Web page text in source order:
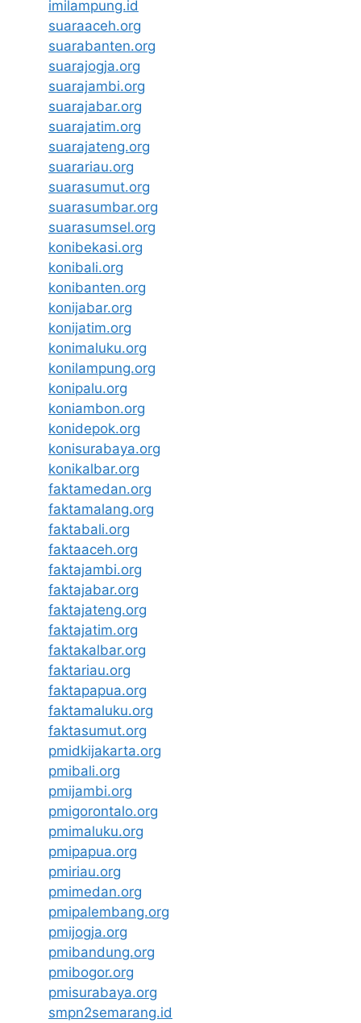
imilampung.id
suaraaceh.org
suarabanten.org
suarajogja.org
suarajambi.org
suarajabar.org
suarajatim.org
suarajateng.org
suarariau.org
suarasumut.org
suarasumbar.org
suarasumsel.org
konibekasi.org
konibali.org
konibanten.org
konijabar.org
konijatim.org
konimaluku.org
konilampung.org
konipalu.org
koniambon.org
konidepok.org
konisurabaya.org
konikalbar.org
faktamedan.org
faktamalang.org
faktabali.org
faktaaceh.org
faktajambi.org
faktajabar.org
faktajateng.org
faktajatim.org
faktakalbar.org
faktariau.org
faktapapua.org
faktamaluku.org
faktasumut.org
pmidkijakarta.org
pmibali.org
pmijambi.org
pmigorontalo.org
pmimaluku.org
pmipapua.org
pmiriau.org
pmimedan.org
pmipalembang.org
pmijogja.org
pmibandung.org
pmibogor.org
pmisurabaya.org
smpn2semarang.id